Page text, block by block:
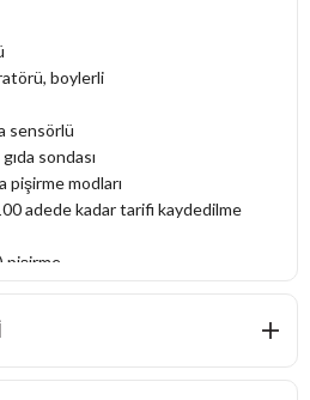
boylerli
sensörlü
sondası
pişirme modları
adede kadar tarifi kaydedilme
pişirme
seçenekli yıkama özelliği